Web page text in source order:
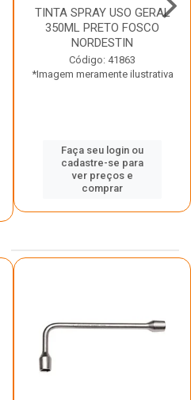
TINTA SPRAY USO GERAL
350ML PRETO FOSCO
NORDESTIN
Código: 41863
*Imagem meramente ilustrativa
Faça seu login ou
cadastre-se para
ver preços e
comprar